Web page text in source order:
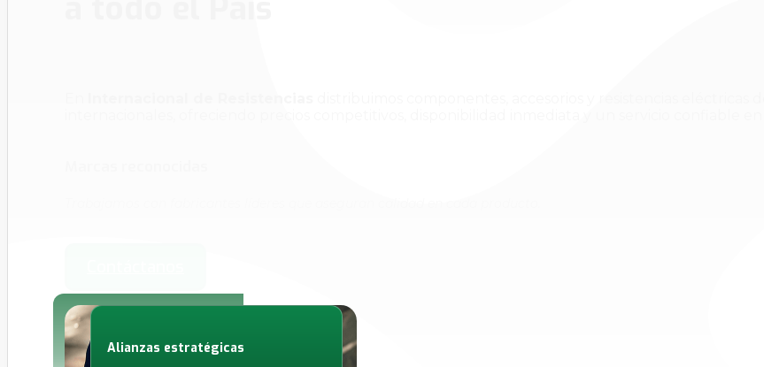
Alianzas estratégicas